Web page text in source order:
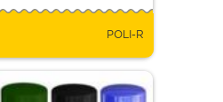
POLI-R